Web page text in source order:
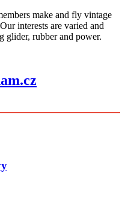
make and fly vintage
interests are varied and
glider, rubber and power.